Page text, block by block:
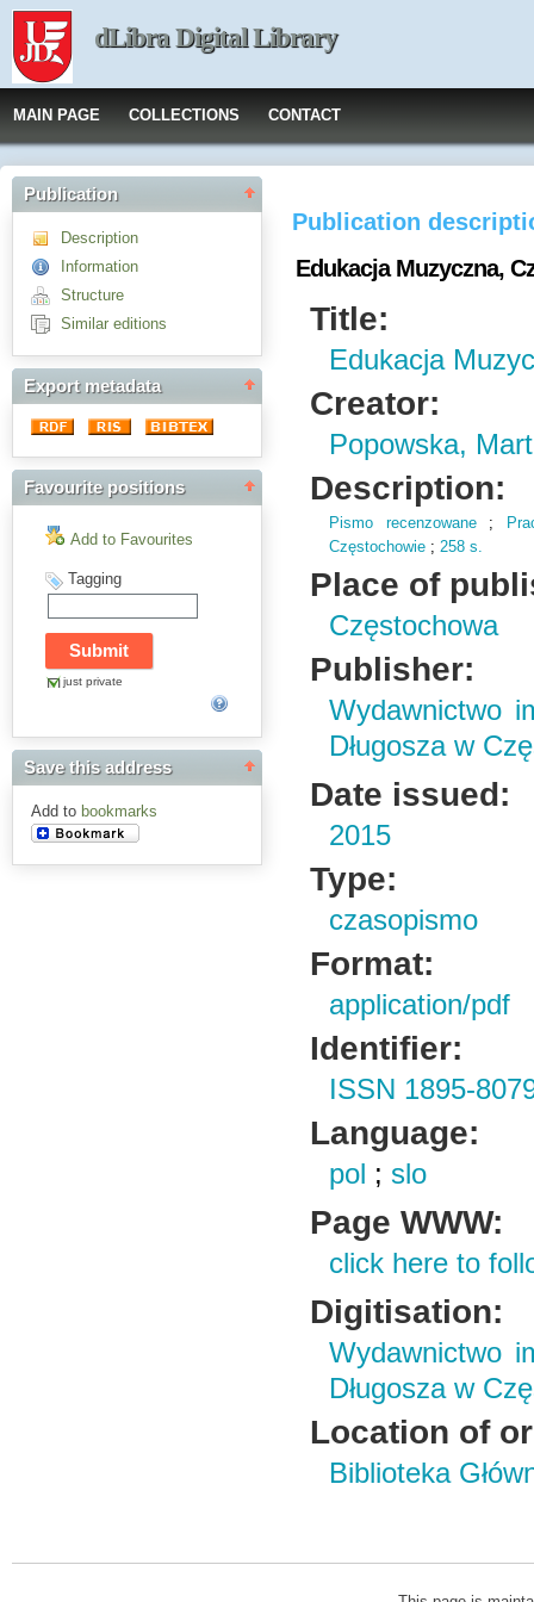
dLibra Digital Library
MAIN PAGE COLLECTIONS CONTACT
Publication
Description
Information
Structure
Similar editions
Export metadata
Favourite positions
Add to Favourites
Tagging
just private
Save this address
Add to bookmarks
Publication
Edukacja Muzyczna,
Title:
Edukacja
Creator:
Popowska,
Description:
Pismo recenzowane;
Częstochowie ;258 s.
Place of
Częstochowa
Publisher:
Wydawnictwo
Długosza w
Date issued:
2015
Type:
czasopismo
Format:
application/pdf
Identifier:
ISSN 1895-
Language:
pol ; slo
Page WWW:
click here to
Digitisation:
Wydawnictwo
Długosza w
Location of
Biblioteka